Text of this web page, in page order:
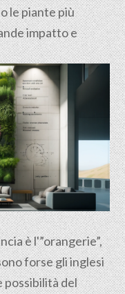
le piante più
impatto e
è l'”orangerie”,
forse gli inglesi
possibilità del